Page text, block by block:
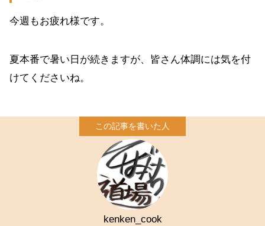
今週もお疲れ様です。
夏本番で暑い日が続きますが、皆さん体調には気を付
けてくださいね。
kenken_cook